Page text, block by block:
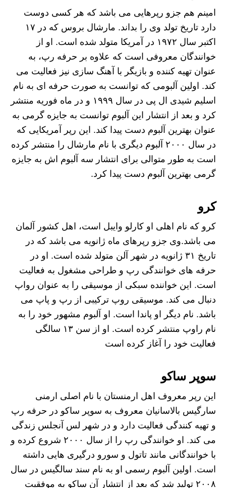
امینم هم جزو رپرهایی می باشد که هر کسی دوست
دارد تاریخ تولد وی را بداند. مارشال بروس که در ۱۷
اکتبر سال ۱۹۷۲ در آمریکا متولد شده است. او از
خوانندگان معروفی است که علاوه بر حرفه‌ رپ، به
عنوان تهیه کننده و بازیگر با آهنگ سازی نیز فعالیت می‌
کند. اولین آلبومی که توانست به صورت حرفه ای به نام
اسلیم شیدی ال پی در سال ۱۹۹۹ و در ماه فوریه منتشر
کرد و بعد از انتشار این آلبوم توانست به جایزه گرمی به
عنوان بهترین آلبوم دست پیدا کند. این رپر آمریکایی که
در سال ۲۰۰۰ آلبوم دیگری با نام مارشال را منتشر کرده
است به طور متوالی برای انتشار سه آلبوم اش به جایزه
گرمی بهترین آلبوم دست پیدا کرد.
کرو
کرو که نام اهلی او کارلو وایبل است، اهل کشور آلمان
می باشد.وی جزو رپرهای ماه ژانویه می باشد که در
تاریخ ۳۱ ژانویه در شهر آلن متولد شده است. او در
حرفه های خوانندگی رپ و طراحی مشغول به فعالیت
است. این خواننده سبکی از موسیقی را به عنوان رواپ
دنبال می کند. موسیقی روپ ترکیبی از رپ و پاپ می
باشد. نام دیگر او پاندا است. او آلبوم مشهور خود را به
نام راوپ منتشر کرده است. او از سن ۱۳ سالگی
فعالیت خود را آغاز کرده است
سوپر ساکو
این رپر معروف اهل ارمنستان با نام اصلی ارمنی
سارگیس بالاسانیان معروف‌ به سوپر ساکو در حرفه رپ
و تهیه‌ کنندگی فعالیت دارد و در شهر لس آنجلس زندگی
می کند. او خوانندگی رپ را از سال ۲۰۰۰ شروع کرده و
با خوانندگانی مانند تاتول و سورو درگیری هایی داشته
است. اولین آلبوم رسمی او به نام سند سالگیس در سال
۲۰۰۸ تولید شد که بعد از انتشار آن ساکو به موفقیت